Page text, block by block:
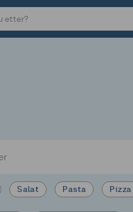
Salat Pasta Pizza